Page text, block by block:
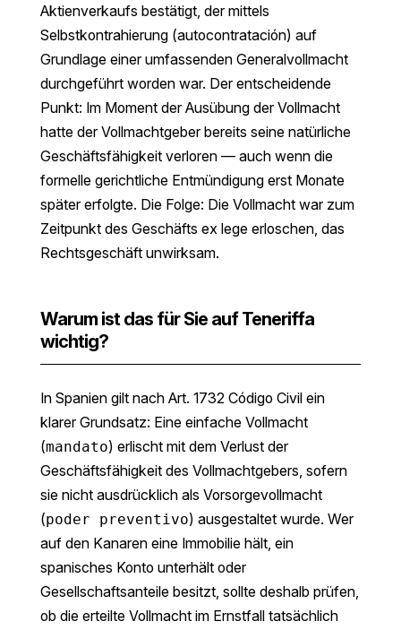
Aktienverkaufs bestätigt, der mittels
Selbstkontrahierung (autocontratación) auf
Grundlage einer umfassenden Generalvollmacht
durchgeführt worden war. Der entscheidende
Punkt: Im Moment der Ausübung der Vollmacht
hatte der Vollmachtgeber bereits seine natürliche
Geschäftsfähigkeit verloren — auch wenn die
formelle gerichtliche Entmündigung erst Monate
später erfolgte. Die Folge: Die Vollmacht war zum
Zeitpunkt des Geschäfts ex lege erloschen, das
Rechtsgeschäft unwirksam.
Warum ist das für Sie auf Teneriffa
wichtig?
In Spanien gilt nach Art. 1732 Código Civil ein
klarer Grundsatz: Eine einfache Vollmacht
(mandato) erlischt mit dem Verlust der
Geschäftsfähigkeit des Vollmachtgebers, sofern
sie nicht ausdrücklich als Vorsorgevollmacht
(poder preventivo) ausgestaltet wurde. Wer
auf den Kanaren eine Immobilie hält, ein
spanisches Konto unterhält oder
Gesellschaftsanteile besitzt, sollte deshalb prüfen,
ob die erteilte Vollmacht im Ernstfall tatsächlich